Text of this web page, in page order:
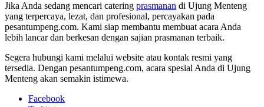
Jika Anda sedang mencari catering prasmanan di Ujung Menteng
yang terpercaya, lezat, dan profesional, percayakan pada
pesantumpeng.com. Kami siap membantu membuat acara Anda
lebih lancar dan berkesan dengan sajian prasmanan terbaik.
Segera hubungi kami melalui website atau kontak resmi yang
tersedia. Dengan pesantumpeng.com, acara spesial Anda di Ujung
Menteng akan semakin istimewa.
Facebook